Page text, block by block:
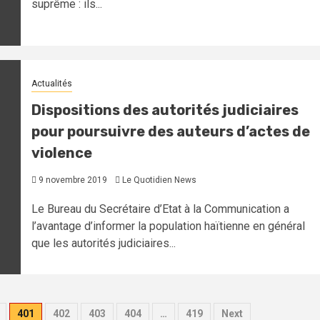
suprême : ils...
Actualités
Dispositions des autorités judiciaires
pour poursuivre des auteurs d’actes de
violence
9 novembre 2019 Le Quotidien News
Le Bureau du Secrétaire d’Etat à la Communication a
l’avantage d’informer la population haïtienne en général
que les autorités judiciaires...
401 402 403 404 … 419 Next